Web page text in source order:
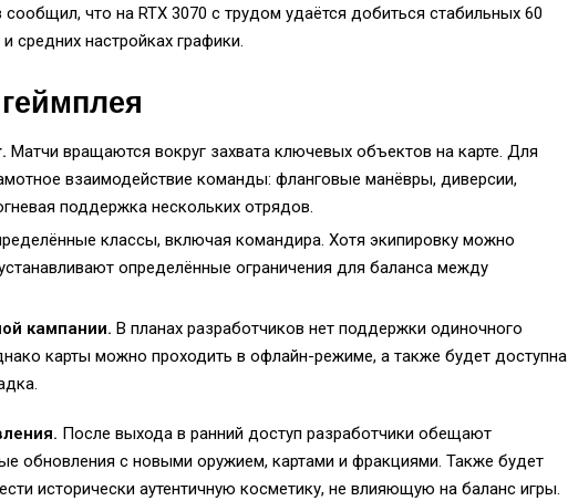
что на RTX 3070 с трудом удаётся добиться стабильных 60
средних настройках графики.
Матчи вращаются вокруг захвата ключевых объектов на карте. Для
взаимодействие команды: фланговые манёвры, диверсии,
поддержка нескольких отрядов.
классы, включая командира. Хотя экипировку можно
определённые ограничения для баланса между
кампании. В планах разработчиков нет поддержки одиночного
карты можно проходить в офлайн-режиме, а также будет доступна
После выхода в ранний доступ разработчики обещают
обновления с новыми оружием, картами и фракциями. Также будет
исторически аутентичную косметику, не влияющую на баланс игры.